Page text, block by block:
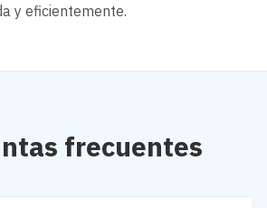
y eficientemente.
frecuentes